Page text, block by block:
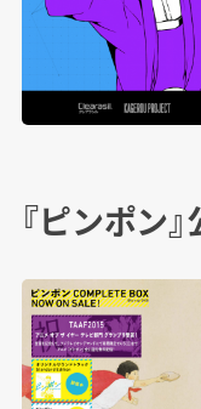
『ピンポン